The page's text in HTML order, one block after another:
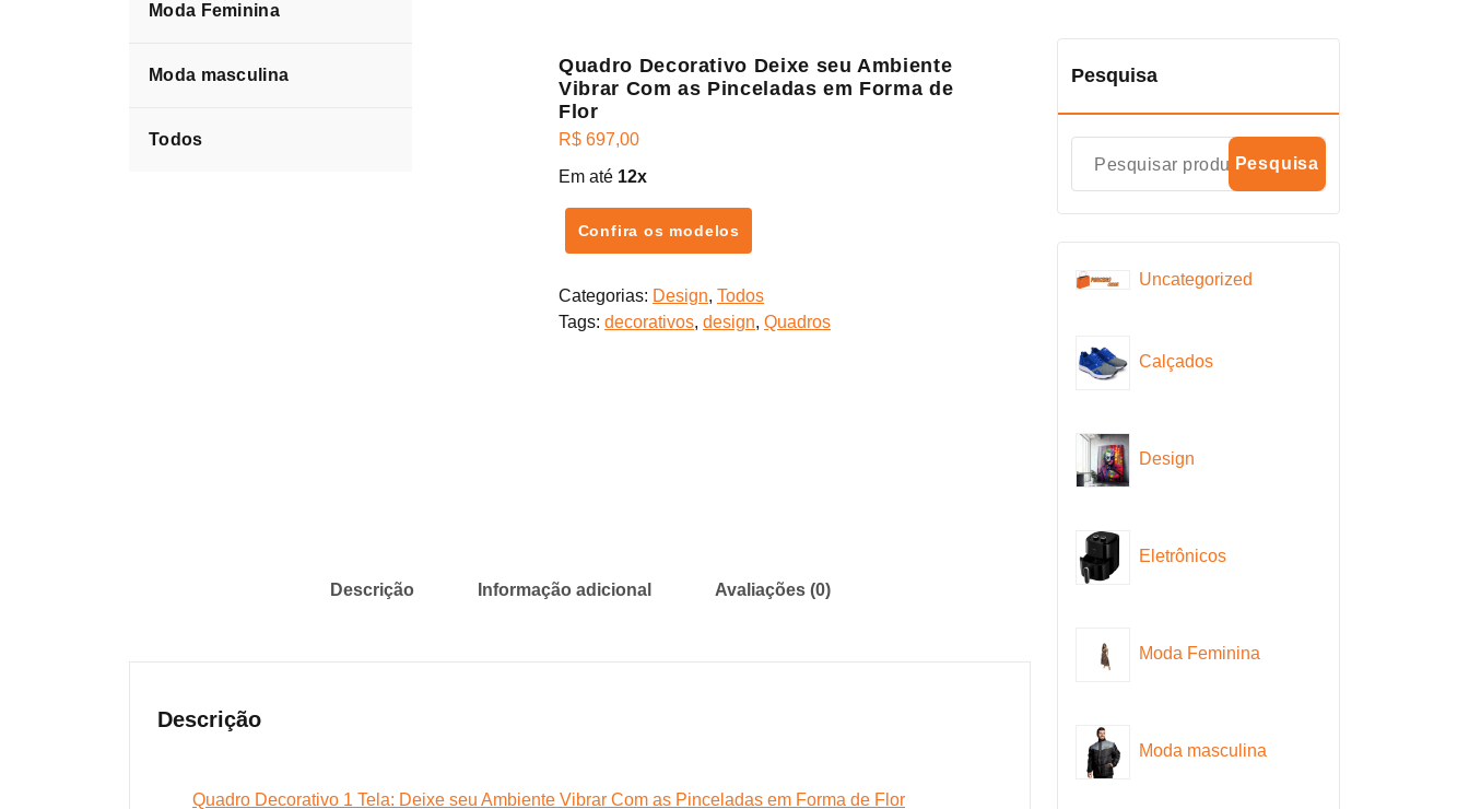
Moda Feminina
Moda masculina
Todos
Quadro Decorativo Deixe seu Ambiente
Vibrar Com as Pinceladas em Forma de
Flor
R$ 697,00
Em até 12x
Confira os modelos
Categorias: Design, Todos
Tags: decorativos, design, Quadros
Descrição Informação adicional Avaliações (0)
Descrição
Quadro Decorativo 1 Tela: Deixe seu Ambiente Vibrar Com as Pinceladas em Forma de Flor
Pesquisa
Pesquisa
Uncategorized
Calçados
Design
Eletrônicos
Moda Feminina
Moda masculina